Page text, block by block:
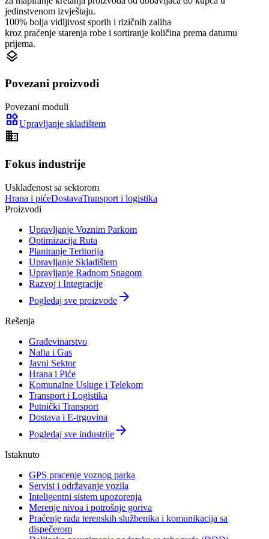
jedinstvenom izvještaju.
100% bolja vidljivost sporih i rizičnih zaliha
kroz praćenje starenja robe i sortiranje količina prema datumu
prijema.
layers
Povezani proizvodi
Povezani moduli
widgetsUpravljanje skladištem
domain
Fokus industrije
Usklađenost sa sektorom
Hrana i pićeDostavaTransport i logistika
Proizvodi
Upravljanje Voznim Parkom
Optimizacija Ruta
Planiranje Teritorija
Upravljanje Skladištem
Upravljanje Radnom Snagom
Razvoj i Integracije
Pogledaj sve proizvode arrow_forward
Rešenja
Građevinarstvo
Nafta i Gas
Javni Sektor
Hrana i Piće
Komunalne Usluge i Telekom
Transport i Logistika
Putnički Transport
Dostava i E-trgovina
Pogledaj sve industrije arrow_forward
Istaknuto
GPS pracenje voznog parka
Servisi i održavanje vozila
Inteligentni sistem upozorenja
Merenje nivoa i potrošnje goriva
Praćenje rada terenskih službenika i komunikacija sa
dispečerom